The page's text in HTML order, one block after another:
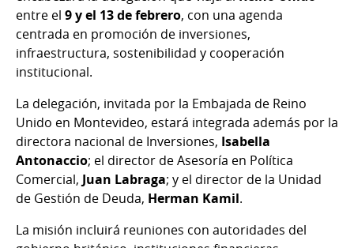
entre el 9 y el 13 de febrero, con una agenda
centrada en promoción de inversiones,
infraestructura, sostenibilidad y cooperación
institucional.
La delegación, invitada por la Embajada de Reino
Unido en Montevideo, estará integrada además por la
directora nacional de Inversiones, Isabella
Antonaccio; el director de Asesoría en Política
Comercial, Juan Labraga; y el director de la Unidad
de Gestión de Deuda, Herman Kamil.
La misión incluirá reuniones con autoridades del